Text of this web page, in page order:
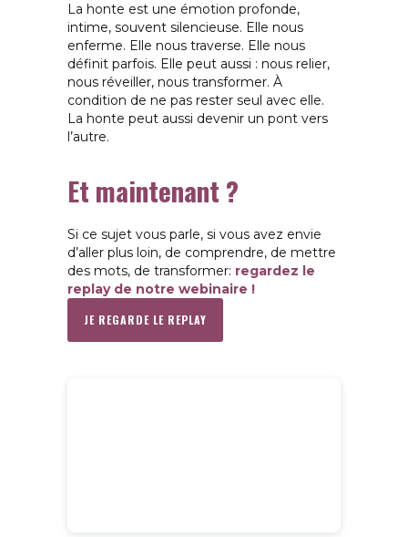
La honte est une émotion profonde,
intime, souvent silencieuse. Elle nous
enferme. Elle nous traverse. Elle nous
définit parfois. Elle peut aussi : nous relier,
nous réveiller, nous transformer. À
condition de ne pas rester seul avec elle.
La honte peut aussi devenir un pont vers
l’autre.
Et maintenant ?
Si ce sujet vous parle, si vous avez envie
d’aller plus loin, de comprendre, de mettre
des mots, de transformer: regardez le
replay de notre webinaire !
JE REGARDE LE REPLAY